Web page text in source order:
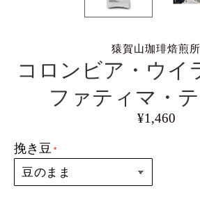
猿賀山珈琲焙煎所
コロンビア・ウイ
ファティマ・
¥1,460
挽き豆